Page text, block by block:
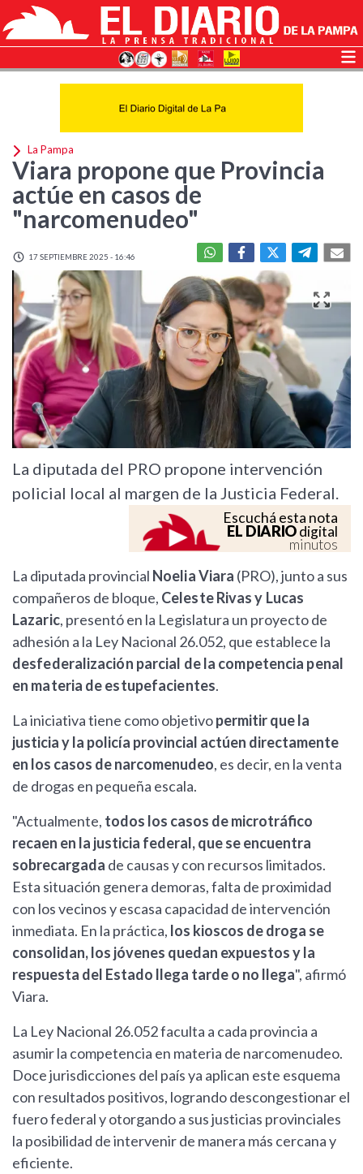
La Pampa
Viara propone que Provincia
actúe en casos de
"narcomenudeo"
17 SEPTIEMBRE 2025 - 16:46
La diputada del PRO propone intervención
policial local al margen de la Justicia Federal.
Escuchá esta nota
EL DIARIOdigital
minutos
La diputada provincial Noelia Viara (PRO), junto a sus
compañeros de bloque, Celeste Rivas y Lucas
Lazaric, presentó en la Legislatura un proyecto de
adhesión a la Ley Nacional 26.052, que establece la
desfederalización parcial de la competencia penal
en materia de estupefacientes.
La iniciativa tiene como objetivopermitir que la
justicia y la policía provincial actúen directamente
en los casos de narcomenudeo, es decir, en la venta
de drogas en pequeña escala.
"Actualmente, todos los casos de microtráfico
recaen en la justicia federal, que se encuentra
sobrecargada de causas y con recursos limitados.
Esta situación genera demoras, falta de proximidad
con los vecinos y escasa capacidad de intervención
inmediata. En la práctica, los kioscos de droga se
consolidan, los jóvenes quedan expuestos y la
respuesta del Estado llega tarde o no llega", afirmó
Viara.
La Ley Nacional 26.052 faculta a cada provincia a
asumir la competencia en materia de narcomenudeo.
Doce jurisdicciones del país ya aplican este esquema
con resultados positivos, logrando descongestionar el
fuero federal y otorgando a sus justicias provinciales
la posibilidad de intervenir de manera más cercana y
eficiente.